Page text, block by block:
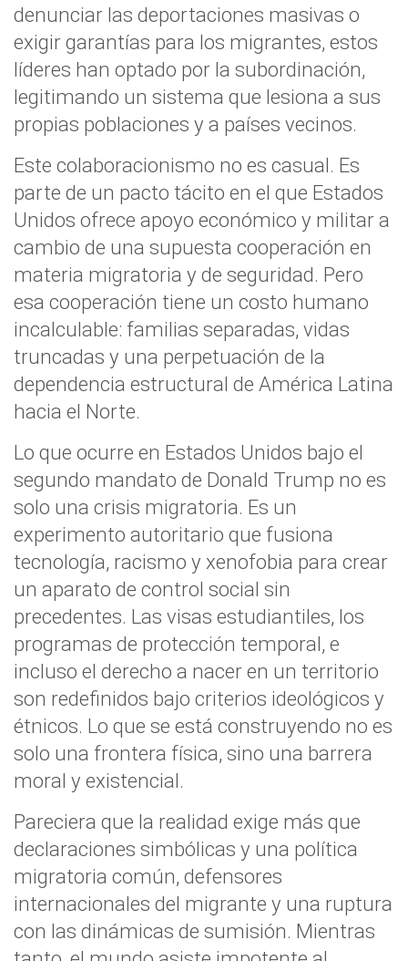
denunciar las deportaciones masivas o
exigir garantías para los migrantes, estos
líderes han optado por la subordinación,
legitimando un sistema que lesiona a sus
propias poblaciones y a países vecinos.
Este colaboracionismo no es casual. Es
parte de un pacto tácito en el que Estados
Unidos ofrece apoyo económico y militar a
cambio de una supuesta cooperación en
materia migratoria y de seguridad. Pero
esa cooperación tiene un costo humano
incalculable: familias separadas, vidas
truncadas y una perpetuación de la
dependencia estructural de América Latina
hacia el Norte.
Lo que ocurre en Estados Unidos bajo el
segundo mandato de Donald Trump no es
solo una crisis migratoria. Es un
experimento autoritario que fusiona
tecnología, racismo y xenofobia para crear
un aparato de control social sin
precedentes. Las visas estudiantiles, los
programas de protección temporal, e
incluso el derecho a nacer en un territorio
son redefinidos bajo criterios ideológicos y
étnicos. Lo que se está construyendo no es
solo una frontera física, sino una barrera
moral y existencial.
Pareciera que la realidad exige más que
declaraciones simbólicas y una política
migratoria común, defensores
internacionales del migrante y una ruptura
con las dinámicas de sumisión. Mientras